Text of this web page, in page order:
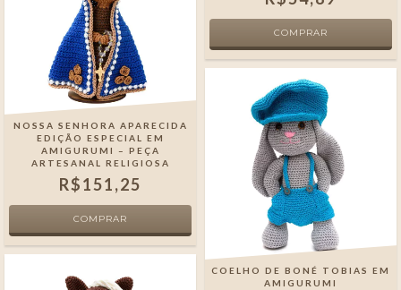
NOSSA SENHORA APARECIDA
EDIÇÃO ESPECIAL EM
AMIGURUMI – PEÇA
ARTESANAL RELIGIOSA
R$151,25
COELHO DE BONÉ TOBIAS EM
AMIGURUMI